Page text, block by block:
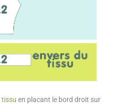
tissu en placant le bord droit sur